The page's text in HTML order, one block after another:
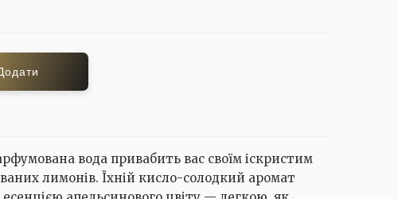
вода привабить вас своїм іскристим
лимонів. Їхній кисло-солодкий аромат